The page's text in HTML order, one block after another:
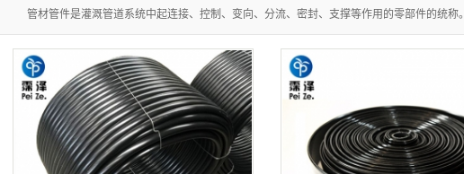
管材管件是灌溉管道系统中起连接、控制、变向、分流、密封、支撑等作用的零部件的统称。